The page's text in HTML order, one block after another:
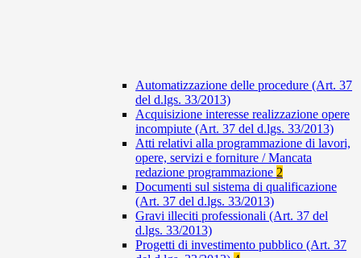
Automatizzazione delle procedure (Art. 37
del d.lgs. 33/2013)
Acquisizione interesse realizzazione opere
incompiute (Art. 37 del d.lgs. 33/2013)
Atti relativi alla programmazione di lavori,
opere, servizi e forniture / Mancata
redazione programmazione 2
Documenti sul sistema di qualificazione
(Art. 37 del d.lgs. 33/2013)
Gravi illeciti professionali (Art. 37 del
d.lgs. 33/2013)
Progetti di investimento pubblico (Art. 37